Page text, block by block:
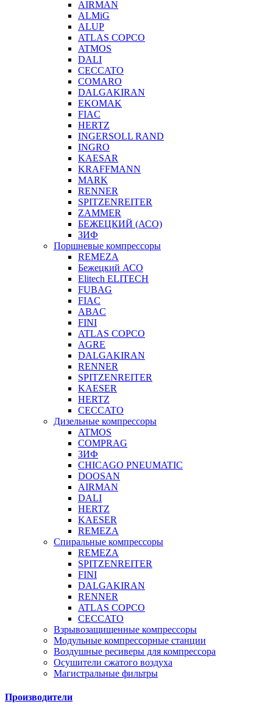
AIRMAN
ALMiG
ALUP
ATLAS COPCO
ATMOS
DALI
CECCATO
COMARO
DALGAKIRAN
EKOMAK
FIAC
HERTZ
INGERSOLL RAND
INGRO
KAESAR
KRAFFMANN
MARK
RENNER
SPITZENREITER
ZAMMER
БЕЖЕЦКИЙ (АСО)
ЗИФ
Поршневые компрессоры
REMEZA
Бежецкий АСО
Elitech ELITECH
FUBAG
FIAC
ABAC
FINI
ATLAS COPCO
AGRE
DALGAKIRAN
RENNER
SPITZENREITER
KAESER
HERTZ
CECCATO
Дизельные компрессоры
ATMOS
COMPRAG
ЗИФ
CHICAGO PNEUMATIC
DOOSAN
AIRMAN
DALI
HERTZ
KAESER
REMEZA
Спиральные компрессоры
REMEZA
SPITZENREITER
FINI
DALGAKIRAN
RENNER
ATLAS COPCO
CECCATO
Взрывозащищенные компрессоры
Модульные компрессорные станции
Воздушные ресиверы для компрессора
Осушители сжатого воздуха
Магистральные фильтры
Производители